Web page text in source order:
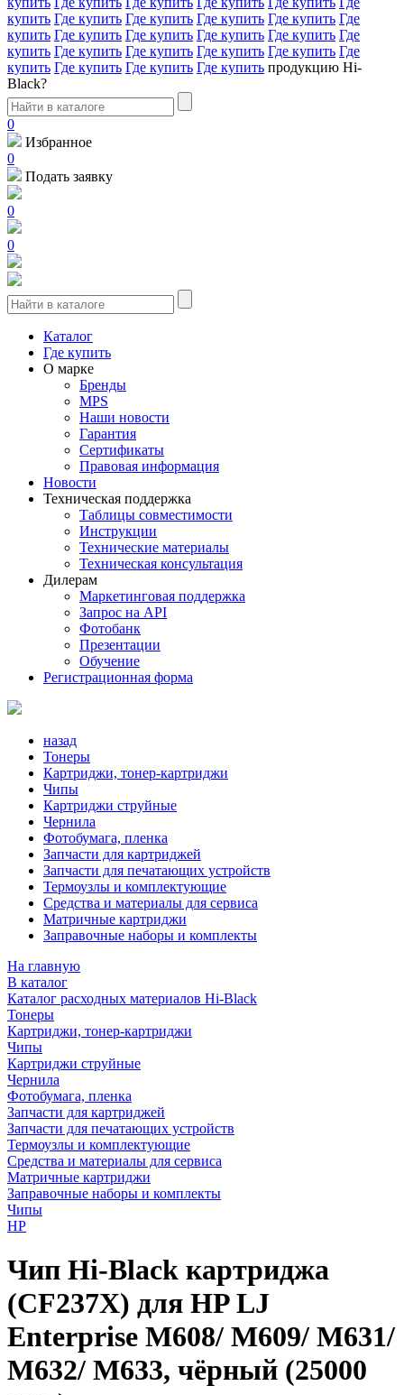
купить Где купить Где купить Где купить Где купить Где
купить Где купить Где купить Где купить Где купить Где
купить Где купить Где купить Где купить Где купить Где
купить Где купить Где купить Где купить продукцию Hi-
Black?
0
Избранное
0
Подать заявку
0
0
Каталог
Где купить
О марке
Бренды
MPS
Наши новости
Гарантия
Сертификаты
Правовая информация
Новости
Техническая поддержка
Таблицы совместимости
Инструкции
Технические материалы
Техническая консультация
Дилерам
Маркетинговая поддержка
Запрос на API
Фотобанк
Презентации
Обучение
Регистрационная форма
назад
Тонеры
Картриджи, тонер-картриджи
Чипы
Картриджи струйные
Чернила
Фотобумага, пленка
Запчасти для картриджей
Запчасти для печатающих устройств
Термоузлы и комплектующие
Средства и материалы для сервиса
Матричные картриджи
Заправочные наборы и комплекты
На главную
В каталог
Каталог расходных материалов Hi-Black
Тонеры
Картриджи, тонер-картриджи
Чипы
Картриджи струйные
Чернила
Фотобумага, пленка
Запчасти для картриджей
Запчасти для печатающих устройств
Термоузлы и комплектующие
Средства и материалы для сервиса
Матричные картриджи
Заправочные наборы и комплекты
Чипы
HP
Чип Hi-Black картриджа
(CF237X) для HP LJ
Enterprise M608/ M609/ M631/
M632/ M633, чёрный (25000